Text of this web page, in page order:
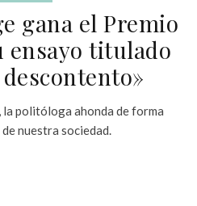
gana el Premio
ensayo titulado
la politóloga ahonda de forma
nuestra sociedad.